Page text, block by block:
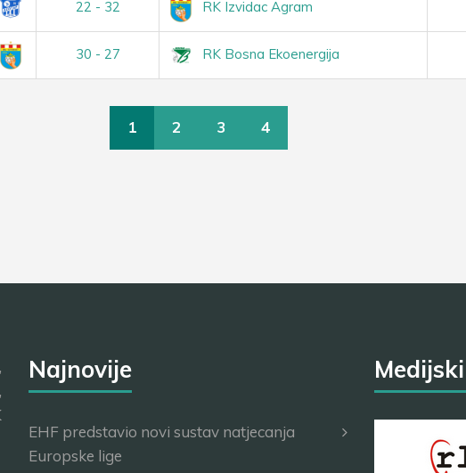
22 - 32 RK Izvidac Agram
30 - 27 RK Bosna Ekoenergija
1 2 3 4
Najnovije
EHF predstavio novi sustav natjecanja
Europske lige